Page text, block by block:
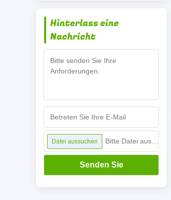
Hinterlass eine
Nachricht
Datei aussuchen
Senden Sie